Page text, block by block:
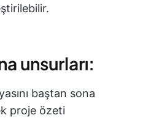
unsurları:
baştan sona
proje özeti